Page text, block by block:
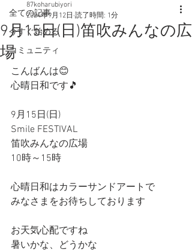
全ての記事
今すぐ始める
コミュニティ
9月15日(日)笛吹みんなの広
場
87koharubiyori
2024年9月12日 読了時間: 1分
こんばんは😊
心晴日和です🎵
9月15日(日)
Smile FESTIVAL
笛吹みんなの広場
10時～15時
心晴日和はカラーサンドアートで
みなさまをお待ちしております
お天気心配ですね
暑いかな、どうかな